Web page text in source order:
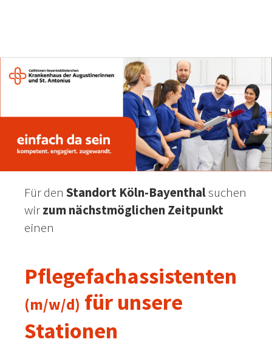
Für den Standort Köln-Bayenthalsuchen
wirzum nächstmöglichen Zeitpunkt
einen
Pflegefachassistenten
(m/w/d) für unsere
Stationen